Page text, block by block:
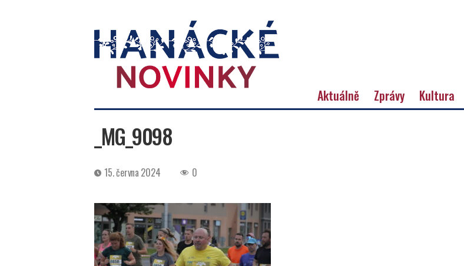
novinky
Aktuálně Zprávy Kultura
_MG_9098
Datum
příspěvku
15. června 2024 0